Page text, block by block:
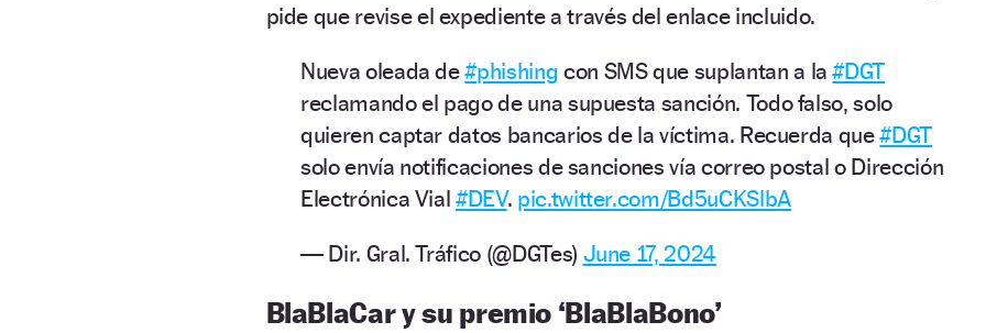
pide que revise el expediente a través del enlace incluido.
Nueva oleada de#phishing con SMS que suplantan a la#DGT
reclamando el pago de una supuesta sanción. Todo falso, solo
quieren captar datos bancarios de la víctima. Recuerda que#DGT
solo envía notificaciones de sanciones vía correo postal o Dirección
Electrónica Vial#DEV. pic.twitter.com/Bd5uCKSlbA
— Dir. Gral. Tráfico (@DGTes) June 17, 2024
BlaBlaCar y su premio ‘BlaBlaBono’